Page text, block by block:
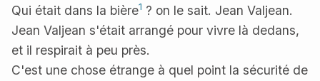
Qui était dans la bière1 ? on le sait. Jean Valjean.
Jean Valjean s'était arrangé pour vivre là dedans,
et il respirait à peu près.
C'est une chose étrange à quel point la sécurité de